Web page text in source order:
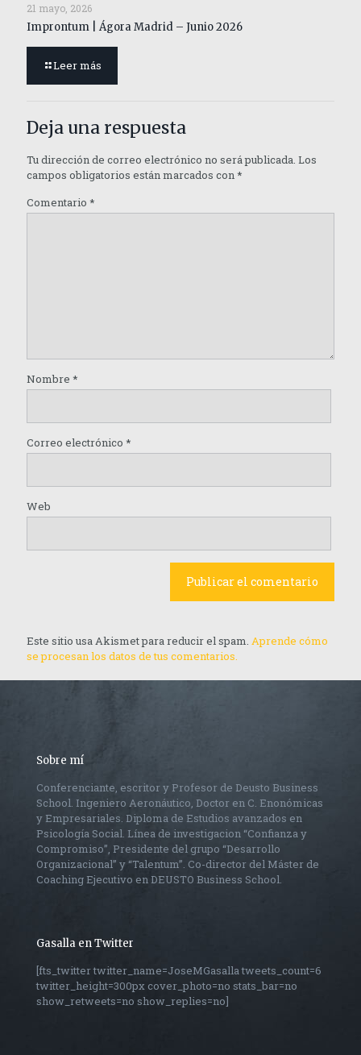
21 mayo, 2026
Improntum | Ágora Madrid – Junio 2026
Leer más
Deja una respuesta
Tu dirección de correo electrónico no será publicada. Los
campos obligatorios están marcados con *
Comentario *
Nombre *
Correo electrónico *
Web
Este sitio usa Akismet para reducir el spam. Aprende cómo
se procesan los datos de tus comentarios.
Sobre mí
Conferenciante, escritor y Profesor de Deusto Business
School. Ingeniero Aeronáutico, Doctor en C. Enonómicas
y Empresariales. Diploma de Estudios avanzados en
Psicología Social. Línea de investigacion “Confianza y
Compromiso”, Presidente del grupo “Desarrollo
Organizacional” y “Talentum”. Co-director del Máster de
Coaching Ejecutivo en DEUSTO Business School.
Gasalla en Twitter
[fts_twitter twitter_name=JoseMGasalla tweets_count=6
twitter_height=300px cover_photo=no stats_bar=no
show_retweets=no show_replies=no]